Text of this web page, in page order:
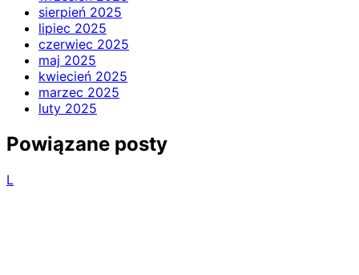
sierpień 2025
lipiec 2025
czerwiec 2025
maj 2025
kwiecień 2025
marzec 2025
luty 2025
Powiązane posty
L